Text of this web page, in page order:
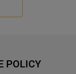
POLICY